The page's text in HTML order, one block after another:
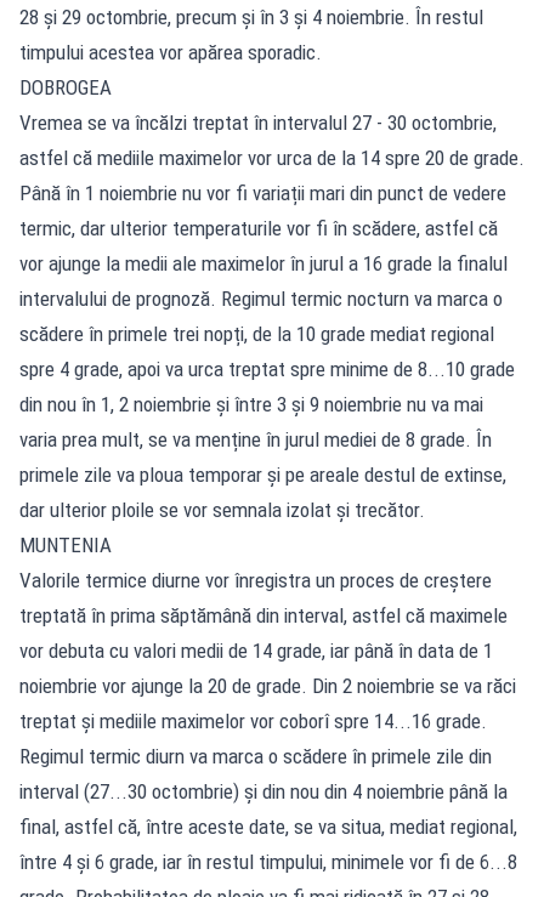
28 și 29 octombrie, precum și în 3 și 4 noiembrie. În restul
timpului acestea vor apărea sporadic.
DOBROGEA
Vremea se va încălzi treptat în intervalul 27 - 30 octombrie,
astfel că mediile maximelor vor urca de la 14 spre 20 de grade.
Până în 1 noiembrie nu vor fi variații mari din punct de vedere
termic, dar ulterior temperaturile vor fi în scădere, astfel că
vor ajunge la medii ale maximelor în jurul a 16 grade la finalul
intervalului de prognoză. Regimul termic nocturn va marca o
scădere în primele trei nopți, de la 10 grade mediat regional
spre 4 grade, apoi va urca treptat spre minime de 8...10 grade
din nou în 1, 2 noiembrie și între 3 și 9 noiembrie nu va mai
varia prea mult, se va menține în jurul mediei de 8 grade. În
primele zile va ploua temporar și pe areale destul de extinse,
dar ulterior ploile se vor semnala izolat și trecător.
MUNTENIA
Valorile termice diurne vor înregistra un proces de creștere
treptată în prima săptămână din interval, astfel că maximele
vor debuta cu valori medii de 14 grade, iar până în data de 1
noiembrie vor ajunge la 20 de grade. Din 2 noiembrie se va răci
treptat și mediile maximelor vor coborî spre 14...16 grade.
Regimul termic diurn va marca o scădere în primele zile din
interval (27...30 octombrie) și din nou din 4 noiembrie până la
final, astfel că, între aceste date, se va situa, mediat regional,
între 4 și 6 grade, iar în restul timpului, minimele vor fi de 6...8